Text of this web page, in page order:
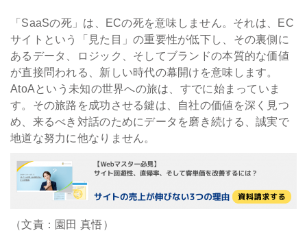
「SaaSの死」は、ECの死を意味しません。それは、EC
サイトという「見た目」の重要性が低下し、その裏側に
あるデータ、ロジック、そしてブランドの本質的な価値
が直接問われる、新しい時代の幕開けを意味します。
AtoAという未知の世界への旅は、すでに始まっていま
す。その旅路を成功させる鍵は、自社の価値を深く見つ
め、来るべき対話のためにデータを磨き続ける、誠実で
地道な努力に他なりません。
（文責：園田 真悟）